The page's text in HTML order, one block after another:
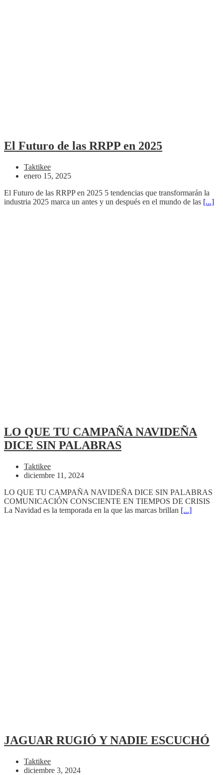
El Futuro de las RRPP en 2025
Taktikee
enero 15, 2025
El Futuro de las RRPP en 2025 5 tendencias que transformarán la
industria 2025 marca un antes y un después en el mundo de las [...]
LO QUE TU CAMPAÑA NAVIDEÑA
DICE SIN PALABRAS
Taktikee
diciembre 11, 2024
LO QUE TU CAMPAÑA NAVIDEÑA DICE SIN PALABRAS
COMUNICACIÓN CONSCIENTE EN TIEMPOS DE CRISIS
La Navidad es la temporada en la que las marcas brillan [...]
JAGUAR RUGIÓ Y NADIE ESCUCHÓ
Taktikee
diciembre 3, 2024